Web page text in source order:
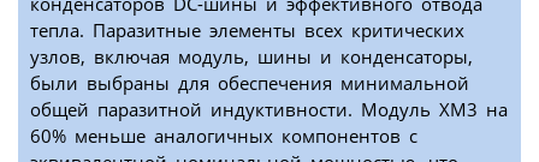
тепла. Паразитные элементы всех критических
узлов, включая модуль, шины и конденсаторы,
были выбраны для обеспечения минимальной
общей паразитной индуктивности. Модуль XM3 на
60% меньше аналогичных компонентов с